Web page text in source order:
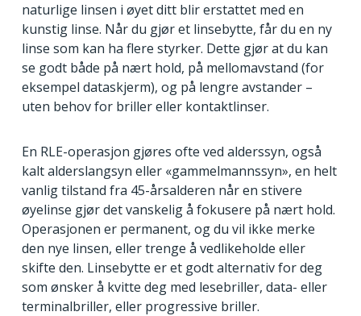
naturlige linsen i øyet ditt blir erstattet med en
kunstig linse. Når du gjør et linsebytte, får du en ny
linse som kan ha flere styrker. Dette gjør at du kan
se godt både på nært hold, på mellomavstand (for
eksempel dataskjerm), og på lengre avstander –
uten behov for briller eller kontaktlinser.
En RLE-operasjon gjøres ofte ved alderssyn, også
kalt alderslangsyn eller «gammelmannssyn», en helt
vanlig tilstand fra 45-årsalderen når en stivere
øyelinse gjør det vanskelig å fokusere på nært hold.
Operasjonen er permanent, og du vil ikke merke
den nye linsen, eller trenge å vedlikeholde eller
skifte den. Linsebytte er et godt alternativ for deg
som ønsker å kvitte deg med lesebriller, data- eller
terminalbriller, eller progressive briller.